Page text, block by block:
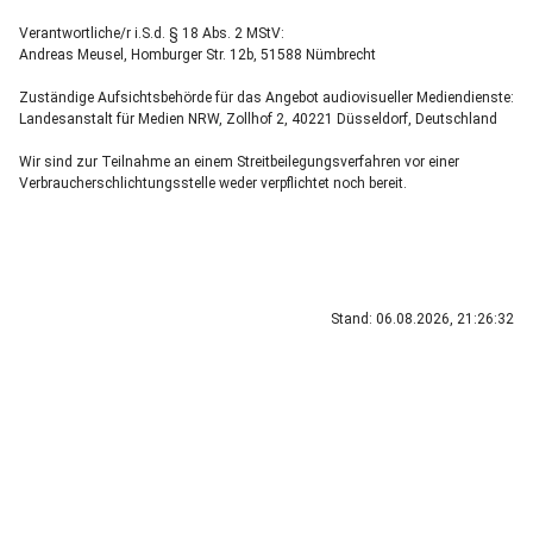
Verantwortliche/r i.S.d. § 18 Abs. 2 MStV:
Andreas Meusel, Homburger Str. 12b, 51588 Nümbrecht
Zuständige Aufsichtsbehörde für das Angebot audiovisueller Mediendienste:
Landesanstalt für Medien NRW, Zollhof 2, 40221 Düsseldorf, Deutschland
Wir sind zur Teilnahme an einem Streitbeilegungsverfahren vor einer
Verbraucherschlichtungsstelle weder verpflichtet noch bereit.
Stand: 06.08.2026, 21:26:32